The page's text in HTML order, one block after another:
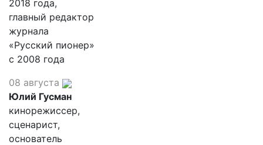
2018 года,
главный редактор
журнала
«Русский пионер»
с 2008 года
08 августа
Юлий Гусман
кинорежиссер,
сценарист,
основатель